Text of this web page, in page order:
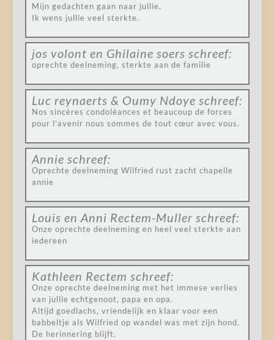
Mijn gedachten gaan naar jullie.
Ik wens jullie veel sterkte.
jos volont en Ghilaine soers schreef:
oprechte deelneming, sterkte aan de familie
Luc reynaerts & Oumy Ndoye schreef:
Nos sincères condoléances et beaucoup de forces
pour l’avenir nous sommes de tout cœur avec vous.
Annie schreef:
Oprechte deelneming Wilfried rust zacht chapelle
annie
Louis en Anni Rectem-Muller schreef:
Onze oprechte deelneming en heel veel sterkte aan
iedereen
Kathleen Rectem schreef:
Onze oprechte deelneming met het immese verlies
van jullie echtgenoot, papa en opa.
Altijd goedlachs, vriendelijk en klaar voor een
babbeltje als Wilfried op wandel was met zijn hond.
De herinnering blijft.